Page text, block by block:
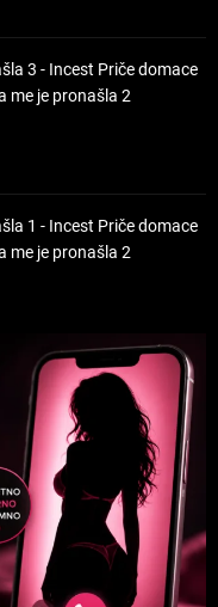
3 - Incest Priče domace
me je pronašla 2
1 - Incest Priče domace
me je pronašla 2